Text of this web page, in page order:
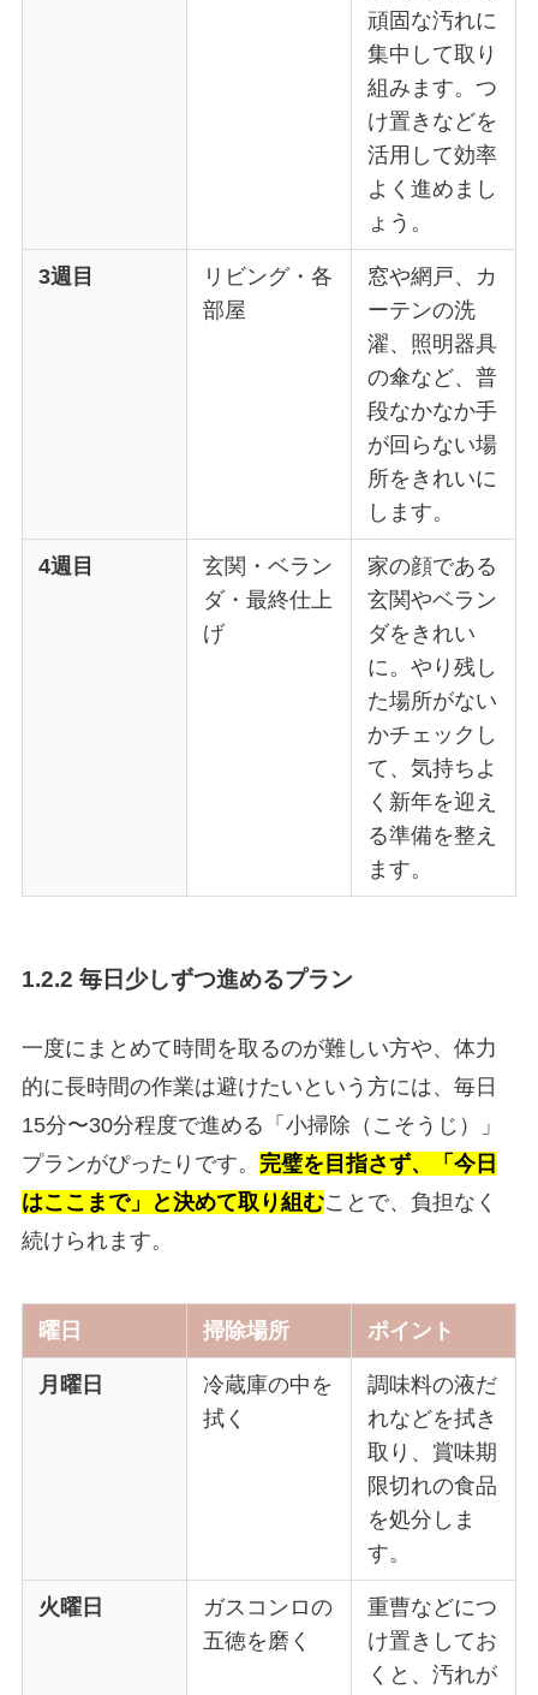
頑固な汚れに
集中して取り
組みます。つ
け置きなどを
活用して効率
よく進めまし
ょう。
3週目
リビング・各
部屋
窓や網戸、カ
ーテンの洗
濯、照明器具
の傘など、普
段なかなか手
が回らない場
所をきれいに
します。
4週目
玄関・ベラン
ダ・最終仕上
げ
家の顔である
玄関やベラン
ダをきれい
に。やり残し
た場所がない
かチェックし
て、気持ちよ
く新年を迎え
る準備を整え
ます。
1.2.2 毎日少しずつ進めるプラン
一度にまとめて時間を取るのが難しい方や、体力
的に長時間の作業は避けたいという方には、毎日
15分〜30分程度で進める「小掃除（こそうじ）」
プランがぴったりです。 完璧を目指さず、「今日
はここまで」と決めて取り組むことで、負担なく
続けられます。
曜日 掃除場所 ポイント
月曜日
冷蔵庫の中を
拭く
調味料の液だ
れなどを拭き
取り、賞味期
限切れの食品
を処分しま
す。
火曜日
ガスコンロの
五徳を磨く
重曹などにつ
け置きしてお
くと、汚れが